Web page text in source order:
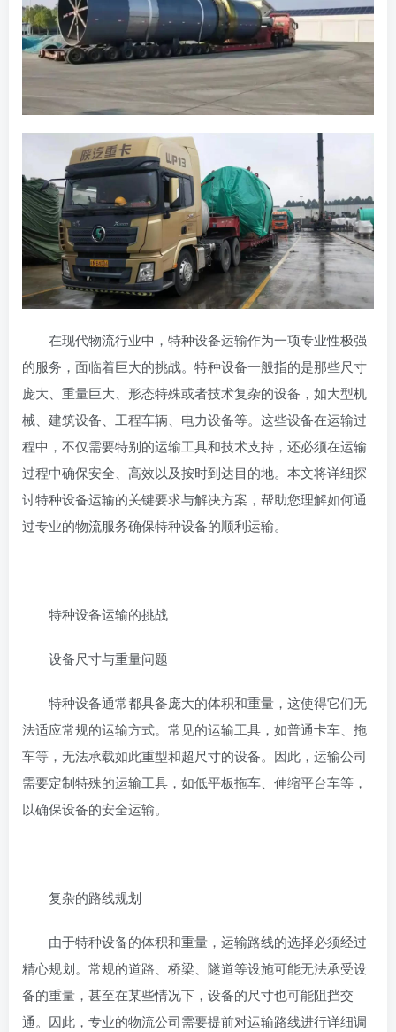
在现代物流行业中，特种设备运输作为一项专业性极强
的服务，面临着巨大的挑战。特种设备一般指的是那些尺寸
庞大、重量巨大、形态特殊或者技术复杂的设备，如大型机
械、建筑设备、工程车辆、电力设备等。这些设备在运输过
程中，不仅需要特别的运输工具和技术支持，还必须在运输
过程中确保安全、高效以及按时到达目的地。本文将详细探
讨特种设备运输的关键要求与解决方案，帮助您理解如何通
过专业的物流服务确保特种设备的顺利运输。
特种设备运输的挑战
设备尺寸与重量问题
特种设备通常都具备庞大的体积和重量，这使得它们无
法适应常规的运输方式。常见的运输工具，如普通卡车、拖
车等，无法承载如此重型和超尺寸的设备。因此，运输公司
需要定制特殊的运输工具，如低平板拖车、伸缩平台车等，
以确保设备的安全运输。
复杂的路线规划
由于特种设备的体积和重量，运输路线的选择必须经过
精心规划。常规的道路、桥梁、隧道等设施可能无法承受设
备的重量，甚至在某些情况下，设备的尺寸也可能阻挡交
通。因此，专业的物流公司需要提前对运输路线进行详细调